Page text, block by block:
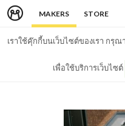
MAKERS STORE
เราใช้คุ๊กกี้บนเว็บไซต์ของเรา กรุ
เพื่อใช้บริการเว็บไซต์